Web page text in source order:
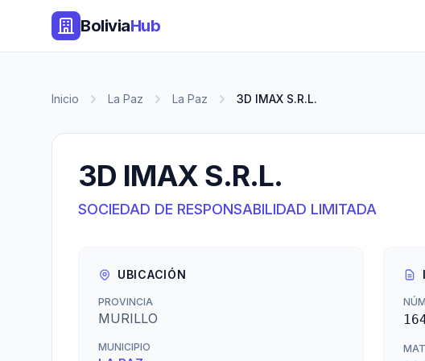
BoliviaHub
Inicio La Paz La Paz 3D IMAX S.R.L.
3D IMAX S.R.L.
SOCIEDAD DE RESPONSABILIDAD LIMITADA
UBICACIÓN
PROVINCIA
MURILLO
MUNICIPIO